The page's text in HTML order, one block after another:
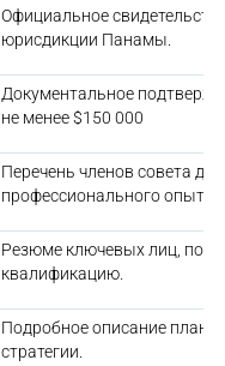
Официальное
юрисдикции Панамы.
Документальное
не менее $150 000
Перечень членов совета
профессионального опыта.
Резюме ключевых лиц,
квалификацию.
Подробное описание
стратегии.